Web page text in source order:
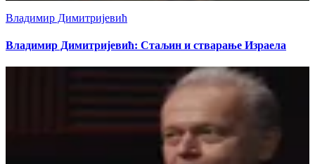
Владимир Димитријевић
Владимир Димитријевић: Стаљин и стварање Израела